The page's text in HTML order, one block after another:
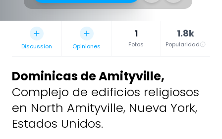
Discussion Opiniones
1
Fotos
1.8k
Popularidad
Dominicas de Amityville,
Complejo de edificios religiosos
en North Amityville, Nueva York,
Estados Unidos.